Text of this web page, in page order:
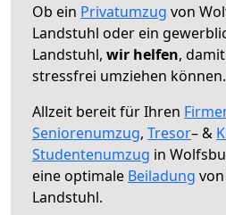
Ob ein Privatumzug von
Landstuhl oder ein
Landstuhl, wir helfen,
stressfrei umziehen können.
Allzeit bereit für Ihren
Seniorenumzug, Tresor– &
Studentenumzug in
eine optimale Beiladung
Landstuhl.